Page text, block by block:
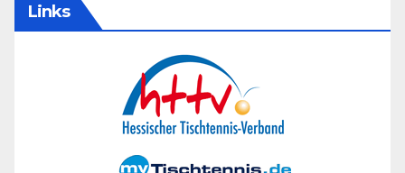
Links